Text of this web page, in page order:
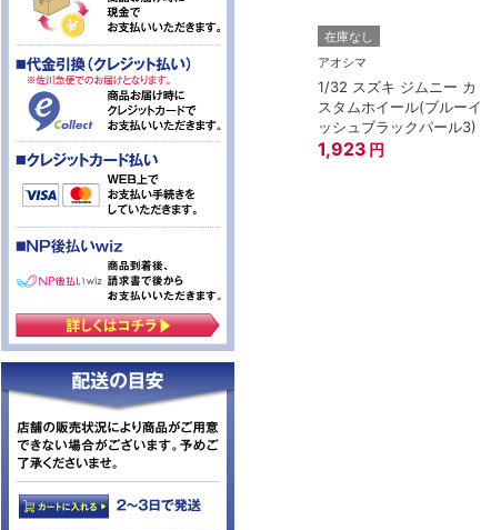
在庫なし
アオシマ
1/32 スズキ ジムニー カ
スタムホイール(ブルーイ
ッシュブラックパール3)
1,923 円